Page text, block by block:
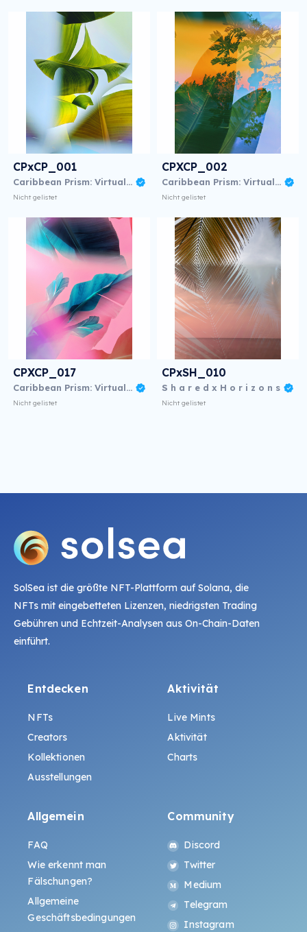
CPxCP_001
Caribbean Prism: Virtual NFT Exhibition
Nicht gelistet
CPXCP_002
Caribbean Prism: Virtual NFT Exhibition
Nicht gelistet
CPXCP_017
Caribbean Prism: Virtual NFT Exhibition
Nicht gelistet
CPxSH_010
S h a r e d x H o r i z o n s
Nicht gelistet
SolSea ist die größte NFT-Plattform auf Solana, die
NFTs mit eingebetteten Lizenzen, niedrigsten Trading
Gebühren und Echtzeit-Analysen aus On-Chain-Daten
einführt.
Entdecken
NFTs
Creators
Kollektionen
Ausstellungen
Aktivität
Live Mints
Aktivität
Charts
Allgemein
FAQ
Wie erkennt man
Fälschungen?
Allgemeine
Geschäftsbedingungen
Community
Discord
Twitter
Medium
Telegram
Instagram